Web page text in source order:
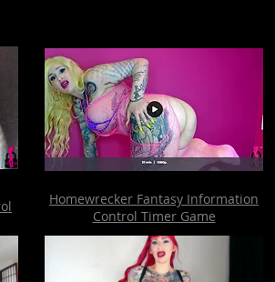
Homewrecker Fantasy Information
Control Timer Game